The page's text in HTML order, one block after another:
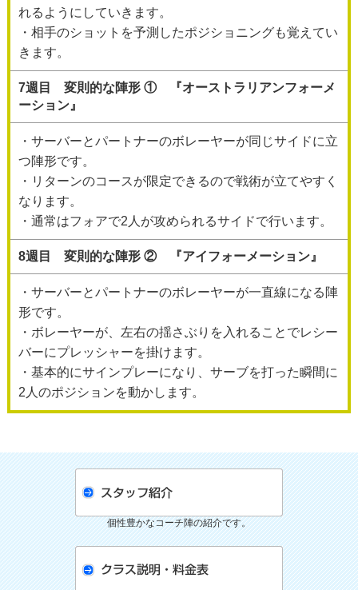
れるようにしていきます。
・相手のショットを予測したポジショニングも覚えてい
きます。
7週目 変則的な陣形 ① 『オーストラリアンフォーメ
ーション』
・サーバーとパートナーのボレーヤーが同じサイドに立
つ陣形です。
・リターンのコースが限定できるので戦術が立てやすく
なります。
・通常はフォアで2人が攻められるサイドで行います。
8週目 変則的な陣形 ② 『アイフォーメーション』
・サーバーとパートナーのボレーヤーが一直線になる陣
形です。
・ボレーヤーが、左右の揺さぶりを入れることでレシー
バーにプレッシャーを掛けます。
・基本的にサインプレーになり、サーブを打った瞬間に
2人のポジションを動かします。
個性豊かなコーチ陣の紹介です。